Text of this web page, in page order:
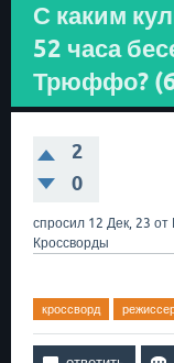
С каким
52 часа
Трюффо?
2
0
спросил 12 Дек, 23 от
Кроссворды
кроссворд